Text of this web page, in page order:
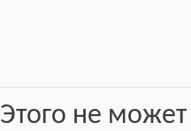
Этого не